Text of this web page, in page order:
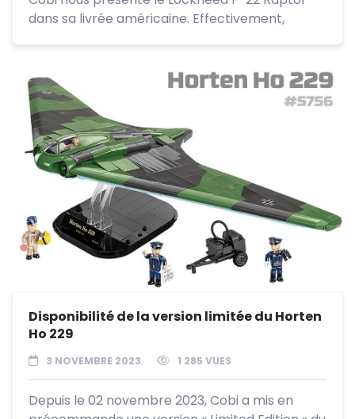
dans sa livrée américaine. Effectivement,
Disponibilité de la version limitée du Horten
Ho 229
3 NOVEMBRE 2023 1 285 VUES
Depuis le 02 novembre 2023, Cobi a mis en